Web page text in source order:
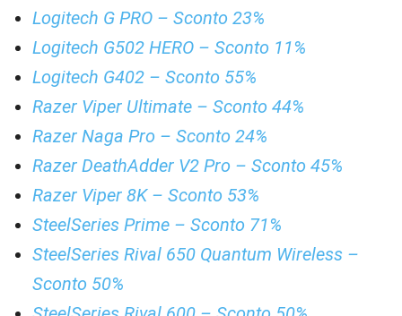
Logitech G PRO – Sconto 23%
Logitech G502 HERO – Sconto 11%
Logitech G402 – Sconto 55%
Razer Viper Ultimate – Sconto 44%
Razer Naga Pro – Sconto 24%
Razer DeathAdder V2 Pro – Sconto 45%
Razer Viper 8K – Sconto 53%
SteelSeries Prime – Sconto 71%
SteelSeries Rival 650 Quantum Wireless –
Sconto 50%